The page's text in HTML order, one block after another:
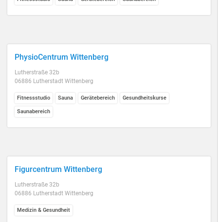
PhysioCentrum Wittenberg
Lutherstraße 32b
06886 Lutherstadt Wittenberg
Fitnessstudio Sauna Gerätebereich Gesundheitskurse
Saunabereich
Figurcentrum Wittenberg
Lutherstraße 32b
06886 Lutherstadt Wittenberg
Medizin & Gesundheit